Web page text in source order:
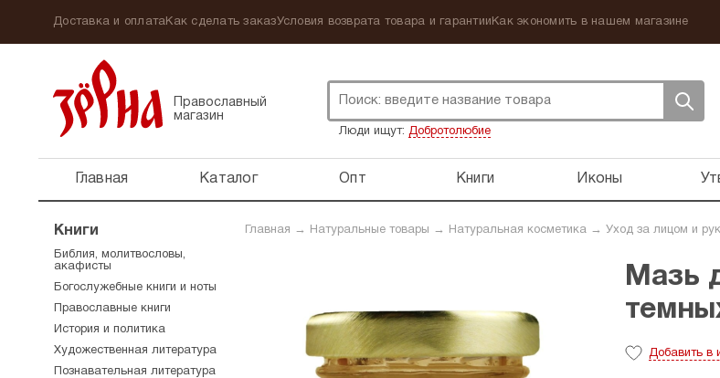
Доставка и оплатаКак сделать заказУсловия возврата товара и гарантии Как экономить в нашем магазине
Православный
магазин
Люди ищут: Добротолюбие
Главная Каталог Опт Книги Иконы
Главная → Натуральные товары → Натуральная косметика → Уход за лицом и
Мазь
Добавить в
Книги
Библия, молитвословы,
акафисты
Богослужебные книги и ноты
Православные книги
История и политика
Художественная литература
Познавательная литература